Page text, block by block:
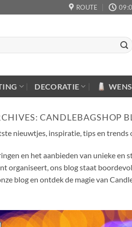
ROUTE
DECORATIE
CANDLEBAGSHOP
nieuwtjes, inspiratie, tips en
en het aanbieden van unieke en
organiseert, ons blog staat
blog en ontdek de magie van